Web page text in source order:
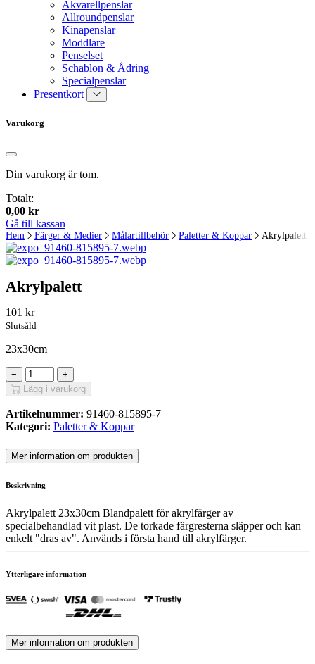
Akvarellpenslar
Allroundpenslar
Kinapenslar
Moddlare
Penselset
Schablon & Ådring
Specialpenslar
Presentkort
Varukorg
Din varukorg är tom.
Totalt:
0,00 kr
Gå till kassan
Hem Färger & Medier Målartillbehör Paletter & Koppar Akrylpalett
Akrylpalett
101 kr
Slutsåld
23x30cm
−
+
Lägg i varukorg
Artikelnummer: 91460-815895-7
Kategori: Paletter & Koppar
Mer information om produkten
Beskrivning
Akrylpalett 23x30cm Blandpalett för akrylfärger av
specialbehandlad vit plast. De torkade färgresterna släpper och kan
enkelt "dras av". Används i första hand till akrylfärger.
Ytterligare information
Mer information om produkten